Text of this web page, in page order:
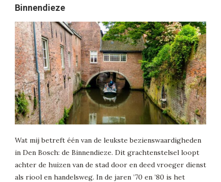
Binnendieze
Wat mij betreft één van de leukste bezienswaardigheden
in Den Bosch: de Binnendieze. Dit grachtenstelsel loopt
achter de huizen van de stad door en deed vroeger dienst
als riool en handelsweg. In de jaren ’70 en ’80 is het